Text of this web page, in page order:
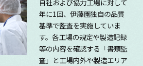
自社および協力工場に対して
年に1回、伊藤園独自の品質
基準で監査を実施していま
す。各工場の規定や製造記録
等の内容を確認する「書類監
査」と工場内外や製造エリア